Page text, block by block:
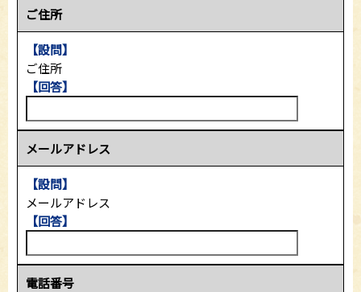
ご住所
【設問】
ご住所
【回答】
メールアドレス
【設問】
メールアドレス
【回答】
電話番号